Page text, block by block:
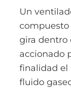
Un
compuesto
gira dentro
accionado
finalidad el
fluido